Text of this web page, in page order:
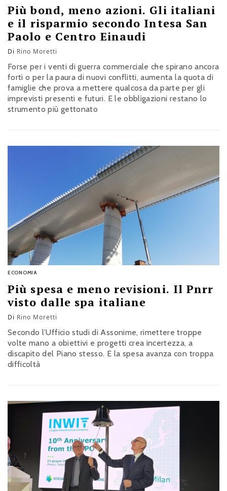
Più bond, meno azioni. Gli italiani
e il risparmio secondo Intesa San
Paolo e Centro Einaudi
Di Rino Moretti
Forse per i venti di guerra commerciale che spirano ancora
forti o per la paura di nuovi conflitti, aumenta la quota di
famiglie che prova a mettere qualcosa da parte per gli
imprevisti presenti e futuri. E le obbligazioni restano lo
strumento più gettonato
ECONOMIA
Più spesa e meno revisioni. Il Pnrr
visto dalle spa italiane
Di Rino Moretti
Secondo l’Ufficio studi di Assonime, rimettere troppe
volte mano a obiettivi e progetti crea incertezza, a
discapito del Piano stesso. E la spesa avanza con troppa
difficoltà